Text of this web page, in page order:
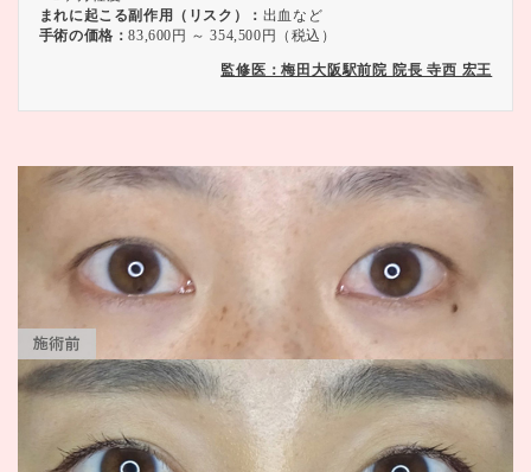
まれに起こる副作用（リスク）： 出血など
手術の価格：83,600円 ～ 354,500円（税込）
監修医：梅田大阪駅前院 院長 寺西 宏王